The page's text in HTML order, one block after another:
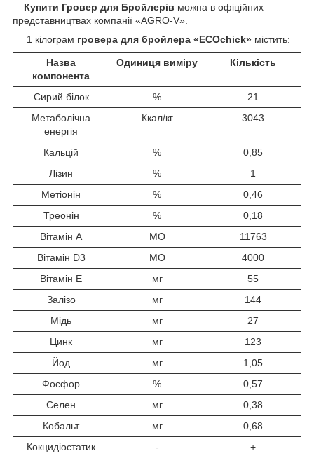
Купити Гровер для Бройлерів можна в офіційних
представництвах компанії «AGRO-V».
1 кілограм гровера для бройлера «ECOchick» містить:
Назва
компонента
Одиниця виміру Кількість
Сирий білок %
21
Метаболічна
енергія
Ккал/кг 3043
Кальцій %
0,85
Лізин
%
1
Метіонін
%
0,46
Треонін
%
0,18
Вітамін А
МО
11763
Вітамін D3
МО
4000
Вітамін E
мг
55
Залізо
мг
144
Мідь
мг
27
Цинк
мг
123
Йод
мг
1,05
Фосфор
%
0,57
Селен
мг
0,38
Кобальт
мг
0,68
Кокцидіостатик
- +